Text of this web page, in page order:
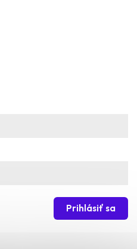
Prihlásiť sa